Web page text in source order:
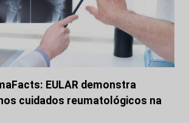
EULAR demonstra
cuidados reumatológicos na